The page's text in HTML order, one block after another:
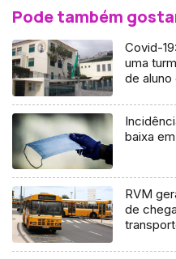
Pode também
Covid-
uma
de
baixa
RVM
de